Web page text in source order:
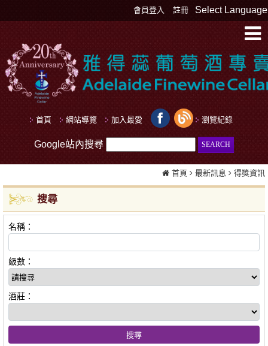
Select Language
會員登入 註冊
首頁 網站導覽 加入最愛 瀏覽紀錄
Google站內搜尋
首頁 最新訊息 得獎資訊
搜尋
名稱：
級數：
酒莊：